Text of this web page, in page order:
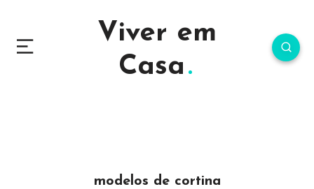
Viver em
Casa
modelos de cortina